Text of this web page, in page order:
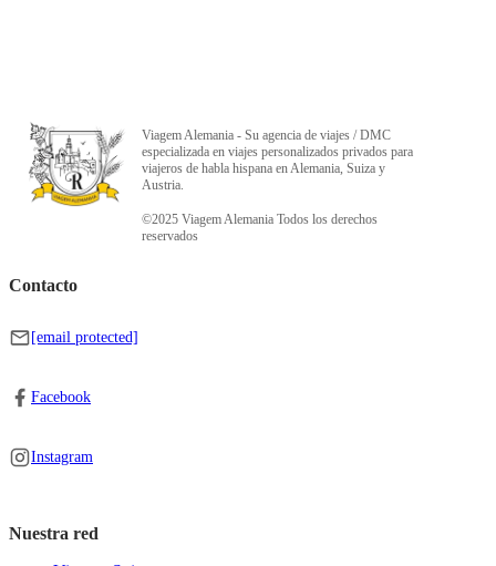
Viagem Alemania - Su agencia de viajes / DMC
especializada en viajes personalizados privados para
viajeros de habla hispana en Alemania, Suiza y
Austria.
©2025 Viagem Alemania Todos los derechos
reservados
Contacto
[email protected]
Facebook
Instagram
Nuestra red